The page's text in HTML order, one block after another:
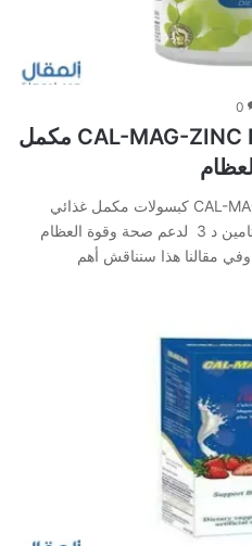
0
كال ماج زنك بلس CAL-MAG-ZINC PLUS مكمل
كال ماج زنك بلس CAL-MAG-ZINC PLUS كبسولات مكمل غذائي
كالسيوم ومغنسيوم وزنك مدعم بفيتامين د 3 لدعم صحة وقوة العظام
‌مقالنا‌ ‌هذا‌ ‌سنناقش‌ ‌أهم‌